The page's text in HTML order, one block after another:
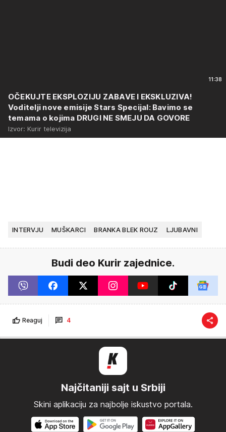
11:38
OČEKUJTE EKSPLOZIJU ZABAVE I EKSKLUZIVA!
Voditelji nove emisije Stars Specijal: Bavimo se
temama o kojima DRUGI NE SMEJU DA GOVORE
Izvor: Kurir televizija
INTERVJU MUŠKARCI BRANKA BLEK ROUZ LJUBAVNI
Budi deo Kurir zajednice.
Reaguj 4
Najčitaniji sajt u Srbiji
Skini aplikaciju za najbolje iskustvo portala.